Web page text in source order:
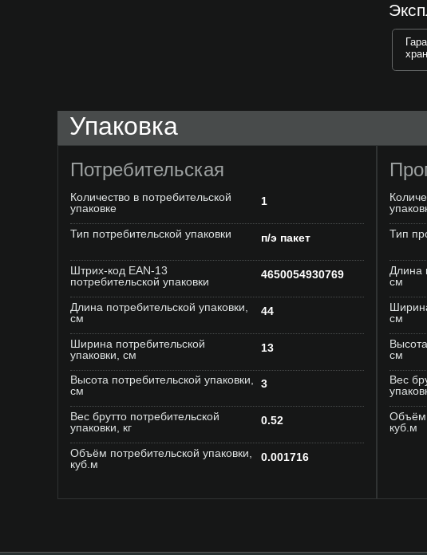
Упаковка
Потребительская
Количество в потребительской
упаковке
1
Тип потребительской упаковки п/э пакет
Штрих-код EAN-13
потребительской упаковки
4650054930769
Длина потребительской упаковки,
см
44
Ширина потребительской
упаковки, см
13
Высота потребительской упаковки,
см
3
Вес брутто потребительской
упаковки, кг
0.52
Объём потребительской упаковки,
куб.м
0.001716
Тип
Длина
см
см
см
Вес
Объём
куб.м